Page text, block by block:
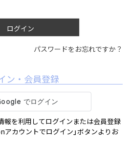
ログイン
パスワードをお忘れですか？
ン・会員登録
を利用してログインまたは会員登録
アカウントでログイン」ボタンよりお